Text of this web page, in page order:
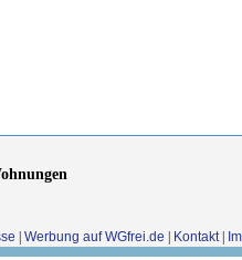
| Werbung auf WGfrei.de | Kontakt |